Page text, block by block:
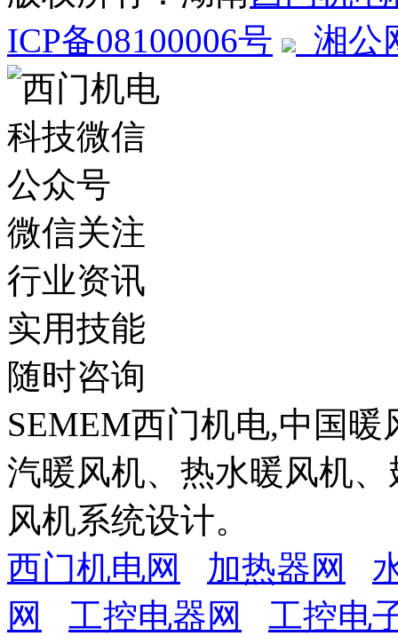
ICP备08100006号
湘公
微信关注
行业资讯
实用技能
随时咨询
SEMEM西门机电,中国
汽暖风机、热水暖风机
风机系统设计。
西门机电网
加热器网
网
工控电器网
工控电